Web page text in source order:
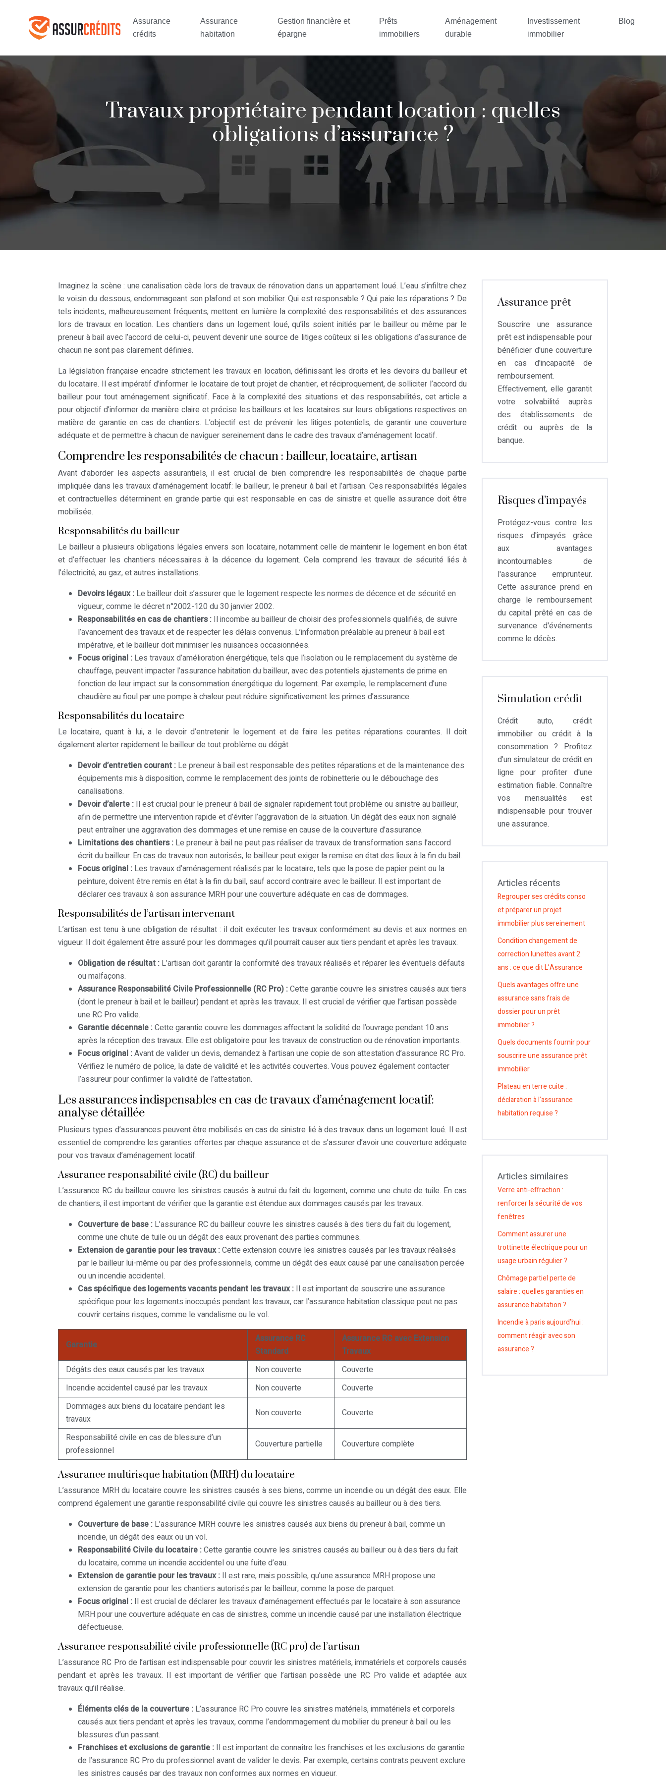
Assurance
crédits
Assurance
habitation
Gestion financière et
épargne
Prêts
immobiliers
Aménagement
durable
Investissement
immobilier
Blog
Travaux propriétaire pendant location : quelles
obligations d’assurance ?
Imaginez la scène : une canalisation cède lors de travaux de rénovation dans un appartement loué. L’eau s’infiltre chez
le voisin du dessous, endommageant son plafond et son mobilier. Qui est responsable ? Qui paie les réparations ? De
tels incidents, malheureusement fréquents, mettent en lumière la complexité des responsabilités et des assurances
lors de travaux en location. Les chantiers dans un logement loué, qu’ils soient initiés par le bailleur ou même par le
preneur à bail avec l’accord de celui-ci, peuvent devenir une source de litiges coûteux si les obligations d’assurance de
chacun ne sont pas clairement définies.
La législation française encadre strictement les travaux en location, définissant les droits et les devoirs du bailleur et
du locataire. Il est impératif d’informer le locataire de tout projet de chantier, et réciproquement, de solliciter l’accord du
bailleur pour tout aménagement significatif. Face à la complexité des situations et des responsabilités, cet article a
pour objectif d’informer de manière claire et précise les bailleurs et les locataires sur leurs obligations respectives en
matière de garantie en cas de chantiers. L’objectif est de prévenir les litiges potentiels, de garantir une couverture
adéquate et de permettre à chacun de naviguer sereinement dans le cadre des travaux d’aménagement locatif.
Comprendre les responsabilités de chacun : bailleur, locataire, artisan
Avant d’aborder les aspects assurantiels, il est crucial de bien comprendre les responsabilités de chaque partie
impliquée dans les travaux d’aménagement locatif: le bailleur, le preneur à bail et l’artisan. Ces responsabilités légales
et contractuelles déterminent en grande partie qui est responsable en cas de sinistre et quelle assurance doit être
mobilisée.
Responsabilités du bailleur
Le bailleur a plusieurs obligations légales envers son locataire, notamment celle de maintenir le logement en bon état
et d’effectuer les chantiers nécessaires à la décence du logement. Cela comprend les travaux de sécurité liés à
l’électricité, au gaz, et autres installations.
Devoirs légaux : Le bailleur doit s’assurer que le logement respecte les normes de décence et de sécurité en
vigueur, comme le décret n°2002-120 du 30 janvier 2002.
Responsabilités en cas de chantiers : Il incombe au bailleur de choisir des professionnels qualifiés, de suivre
l’avancement des travaux et de respecter les délais convenus. L’information préalable au preneur à bail est
impérative, et le bailleur doit minimiser les nuisances occasionnées.
Focus original : Les travaux d’amélioration énergétique, tels que l’isolation ou le remplacement du système de
chauffage, peuvent impacter l’assurance habitation du bailleur, avec des potentiels ajustements de prime en
fonction de leur impact sur la consommation énergétique du logement. Par exemple, le remplacement d’une
chaudière au fioul par une pompe à chaleur peut réduire significativement les primes d’assurance.
Responsabilités du locataire
Le locataire, quant à lui, a le devoir d’entretenir le logement et de faire les petites réparations courantes. Il doit
également alerter rapidement le bailleur de tout problème ou dégât.
Devoir d’entretien courant : Le preneur à bail est responsable des petites réparations et de la maintenance des
équipements mis à disposition, comme le remplacement des joints de robinetterie ou le débouchage des
canalisations.
Devoir d’alerte : Il est crucial pour le preneur à bail de signaler rapidement tout problème ou sinistre au bailleur,
afin de permettre une intervention rapide et d’éviter l’aggravation de la situation. Un dégât des eaux non signalé
peut entraîner une aggravation des dommages et une remise en cause de la couverture d’assurance.
Limitations des chantiers : Le preneur à bail ne peut pas réaliser de travaux de transformation sans l’accord
écrit du bailleur. En cas de travaux non autorisés, le bailleur peut exiger la remise en état des lieux à la fin du bail.
Focus original : Les travaux d’aménagement réalisés par le locataire, tels que la pose de papier peint ou la
peinture, doivent être remis en état à la fin du bail, sauf accord contraire avec le bailleur. Il est important de
déclarer ces travaux à son assurance MRH pour une couverture adéquate en cas de dommages.
Responsabilités de l’artisan intervenant
L’artisan est tenu à une obligation de résultat : il doit exécuter les travaux conformément au devis et aux normes en
vigueur. Il doit également être assuré pour les dommages qu’il pourrait causer aux tiers pendant et après les travaux.
Obligation de résultat : L’artisan doit garantir la conformité des travaux réalisés et réparer les éventuels défauts
ou malfaçons.
Assurance Responsabilité Civile Professionnelle (RC Pro) :Cette garantie couvre les sinistres causés aux tiers
(dont le preneur à bail et le bailleur) pendant et après les travaux. Il est crucial de vérifier que l’artisan possède
une RC Pro valide.
Garantie décennale :Cette garantie couvre les dommages affectant la solidité de l’ouvrage pendant 10 ans
après la réception des travaux. Elle est obligatoire pour les travaux de construction ou de rénovation importants.
Focus original :Avant de valider un devis, demandez à l’artisan une copie de son attestation d’assurance RC Pro.
Vérifiez le numéro de police, la date de validité et les activités couvertes. Vous pouvez également contacter
l’assureur pour confirmer la validité de l’attestation.
Les assurances indispensables en cas de travaux d’aménagement locatif:
analyse détaillée
Plusieurs types d’assurances peuvent être mobilisés en cas de sinistre lié à des travaux dans un logement loué. Il est
essentiel de comprendre les garanties offertes par chaque assurance et de s’assurer d’avoir une couverture adéquate
pour vos travaux d’aménagement locatif.
Assurance responsabilité civile (RC) du bailleur
L’assurance RC du bailleur couvre les sinistres causés à autrui du fait du logement, comme une chute de tuile. En cas
de chantiers, il est important de vérifier que la garantie est étendue aux dommages causés par les travaux.
Couverture de base : L’assurance RC du bailleur couvre les sinistres causés à des tiers du fait du logement,
comme une chute de tuile ou un dégât des eaux provenant des parties communes.
Extension de garantie pour les travaux :Cette extension couvre les sinistres causés par les travaux réalisés
par le bailleur lui-même ou par des professionnels, comme un dégât des eaux causé par une canalisation percée
ou un incendie accidentel.
Cas spécifique des logements vacants pendant les travaux : Il est important de souscrire une assurance
spécifique pour les logements inoccupés pendant les travaux, car l’assurance habitation classique peut ne pas
couvrir certains risques, comme le vandalisme ou le vol.
Garantie
Assurance RC
Standard
Assurance RC avec Extension
Travaux
Dégâts des eaux causés par les travaux
Non couverte
Couverte
Incendie accidentel causé par les travaux
Non couverte
Couverte
Dommages aux biens du locataire pendant les
travaux
Non couverte Couverte
Responsabilité civile en cas de blessure d’un
professionnel
Couverture partielle Couverture complète
Assurance multirisque habitation (MRH) du locataire
L’assurance MRH du locataire couvre les sinistres causés à ses biens, comme un incendie ou un dégât des eaux. Elle
comprend également une garantie responsabilité civile qui couvre les sinistres causés au bailleur ou à des tiers.
Couverture de base : L’assurance MRH couvre les sinistres causés aux biens du preneur à bail, comme un
incendie, un dégât des eaux ou un vol.
Responsabilité Civile du locataire :Cette garantie couvre les sinistres causés au bailleur ou à des tiers du fait
du locataire, comme un incendie accidentel ou une fuite d’eau.
Extension de garantie pour les travaux : Il est rare, mais possible, qu’une assurance MRH propose une
extension de garantie pour les chantiers autorisés par le bailleur, comme la pose de parquet.
Focus original : Il est crucial de déclarer les travaux d’aménagement effectués par le locataire à son assurance
MRH pour une couverture adéquate en cas de sinistres, comme un incendie causé par une installation électrique
défectueuse.
Assurance responsabilité civile professionnelle (RC pro) de l’artisan
L’assurance RC Pro de l’artisan est indispensable pour couvrir les sinistres matériels, immatériels et corporels causés
pendant et après les travaux. Il est important de vérifier que l’artisan possède une RC Pro valide et adaptée aux
travaux qu’il réalise.
Éléments clés de la couverture : L’assurance RC Pro couvre les sinistres matériels, immatériels et corporels
causés aux tiers pendant et après les travaux, comme l’endommagement du mobilier du preneur à bail ou les
blessures d’un passant.
Franchises et exclusions de garantie : Il est important de connaître les franchises et les exclusions de garantie
de l’assurance RC Pro du professionnel avant de valider le devis. Par exemple, certains contrats peuvent exclure
les sinistres causés par des travaux non conformes aux normes en vigueur.
Assurance prêt
Souscrire une assurance
prêt est indispensable pour
bénéficier d'une couverture
en cas d'incapacité de
remboursement.
Effectivement, elle garantit
votre solvabilité auprès
des établissements de
crédit ou auprès de la
banque.
Risques d’impayés
Protégez-vous contre les
risques d'impayés grâce
aux avantages
incontournables de
l'assurance emprunteur.
Cette assurance prend en
charge le remboursement
du capital prêté en cas de
survenance d'événements
comme le décès.
Simulation crédit
Crédit auto, crédit
immobilier ou crédit à la
consommation ? Profitez
d'un simulateur de crédit en
ligne pour profiter d'une
estimation fiable. Connaître
vos mensualités est
indispensable pour trouver
une assurance.
Articles récents
Regrouper ses crédits conso
et préparer un projet
immobilier plus sereinement
Condition changement de
correction lunettes avant 2
ans : ce que dit L’Assurance
Quels avantages offre une
assurance sans frais de
dossier pour un prêt
immobilier ?
Quels documents fournir pour
souscrire une assurance prêt
immobilier
Plateau en terre cuite :
déclaration à l’assurance
habitation requise ?
Articles similaires
Verre anti-effraction :
renforcer la sécurité de vos
fenêtres
Comment assurer une
trottinette électrique pour un
usage urbain régulier ?
Chômage partiel perte de
salaire : quelles garanties en
assurance habitation ?
Incendie à paris aujourd’hui :
comment réagir avec son
assurance ?